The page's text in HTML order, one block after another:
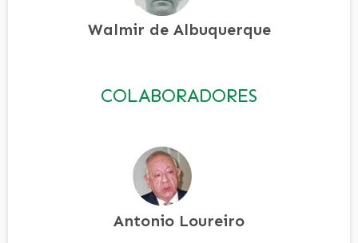
Walmir de Albuquerque
COLABORADORES
Antonio Loureiro